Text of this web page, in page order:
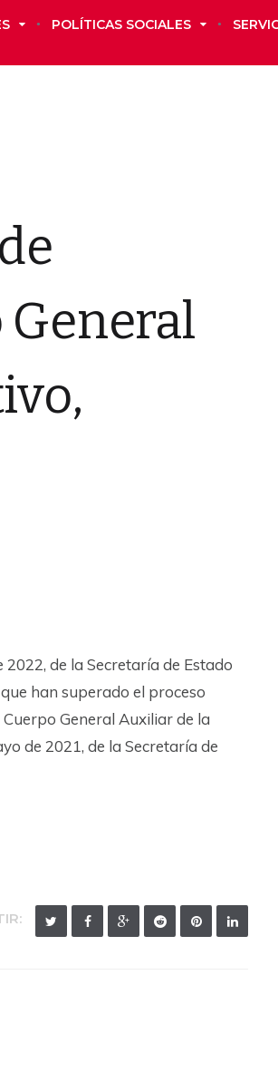
POLÍTICAS SOCIALES
General
2022, de la Secretaría de Estado
han superado el proceso
General Auxiliar de la
de 2021, de la Secretaría de